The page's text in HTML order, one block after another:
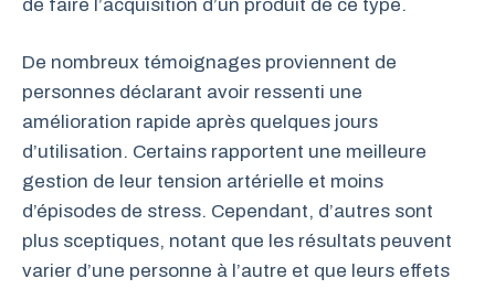
de faire l’acquisition d’un produit de ce type.
De nombreux témoignages proviennent de
personnes déclarant avoir ressenti une
amélioration rapide après quelques jours
d’utilisation. Certains rapportent une meilleure
gestion de leur tension artérielle et moins
d’épisodes de stress. Cependant, d’autres sont
plus sceptiques, notant que les résultats peuvent
varier d’une personne à l’autre et que leurs effets